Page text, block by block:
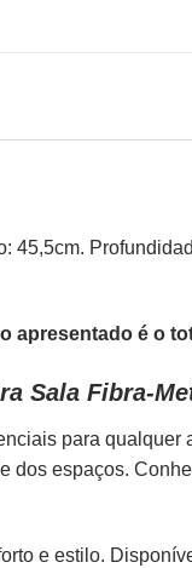
45,5cm.
apresentado é o
Sala Fibra-
para qualquer
espaços.
e estilo.